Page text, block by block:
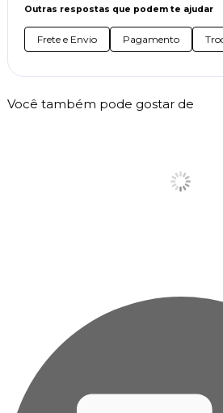
Outras respostas que podem te ajudar
Frete e Envio Pagamento
Você também pode gostar de